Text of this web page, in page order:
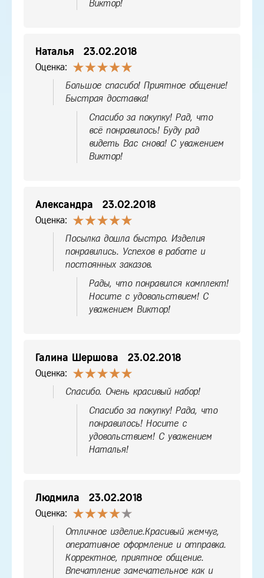
Виктор!
Наталья 23.02.2018
Оценка:
Большое спасибо! Приятное общение!
Быстрая доставка!
Спасибо за покупку! Рад, что
всё понравилось! Буду рад
видеть Вас снова! С уважением
Виктор!
Александра 23.02.2018
Оценка:
Посылка дошла быстро. Изделия
понравились. Успехов в работе и
постоянных заказов.
Рады, что понравился комплект!
Носите с удовольствием! С
уважением Виктор!
Галина Шершова 23.02.2018
Оценка:
Спасибо. Очень красивый набор!
Спасибо за покупку! Рада, что
понравилось! Носите с
удовольствием! С уважением
Наталья!
Людмила 23.02.2018
Оценка:
Отличное изделие.Красивый жемчуг,
оперативное оформление и отправка.
Корректное, приятное общение.
Впечатление замечательное как и